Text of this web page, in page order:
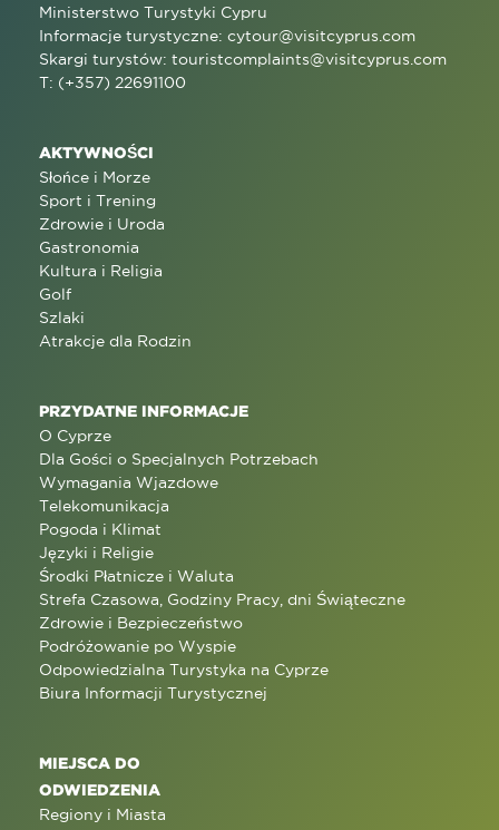
Ministerstwo Turystyki Cypru
Informacje turystyczne: cytour@visitcyprus.com
Skargi turystów: touristcomplaints@visitcyprus.com
T: (+357) 22691100
AKTYWNOŚCI
Słońce i Morze
Sport i Trening
Zdrowie i Uroda
Gastronomia
Kultura i Religia
Golf
Szlaki
Atrakcje dla Rodzin
PRZYDATNE INFORMACJE
O Cyprze
Dla Gości o Specjalnych Potrzebach
Wymagania Wjazdowe
Telekomunikacja
Pogoda i Klimat
Języki i Religie
Środki Płatnicze i Waluta
Strefa Czasowa, Godziny Pracy, dni Świąteczne
Zdrowie i Bezpieczeństwo
Podróżowanie po Wyspie
Odpowiedzialna Turystyka na Cyprze
Biura Informacji Turystycznej
MIEJSCA DO
ODWIEDZENIA
Regiony i Miasta